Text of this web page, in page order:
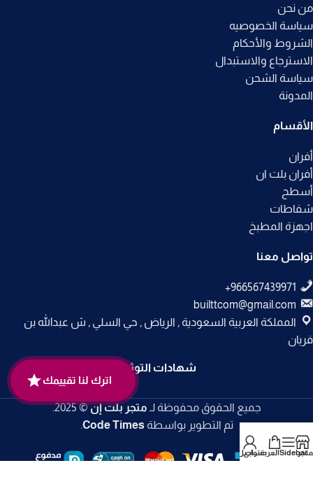
من نحن
سياسة الخصوصيه
الشروط والأحكام
الاسترجاع والاستبدال
سياسة الشحن
المدونة
الأقسام
أفران
أفران بلت ان
أسطح
شفاطات
اجهزة المطبخ
تواصل معنا
builttcom@gmail.com
المملكة العربية السعودية , الرياض , حي السلي , ش عبدالله بن
فريان
شهادات التوثيق
جميع الحقوق محفوظة لـ متجر بلت إن© 2025.
تم التطوير بواسطة Code Times
.
Sidebarالعربةحسابي
تواصل معنا
اترك لنا تقييمك